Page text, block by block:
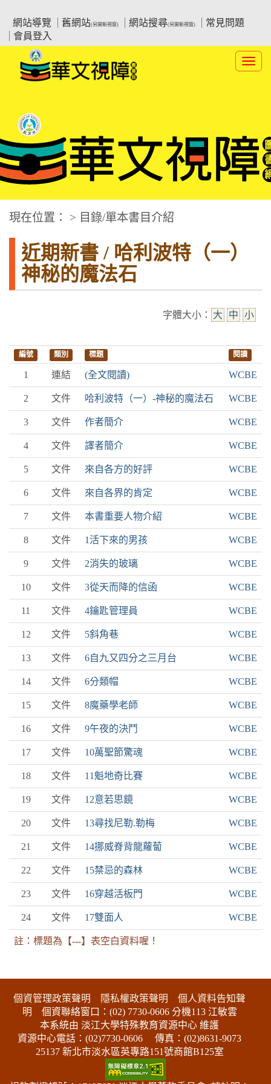
要
網站導覽
舊網站(另開新視窗) 網站搜尋(另開新視窗)
常見問題
會員登入
:::中央區塊
華文視障電子圖書網
現在位置： > 目錄/單本書目介紹
近期新書 / 哈利波特（一）
神秘的魔法石
字體大小： 大 中 小
編號 類別 標題 閱讀
1 連結 (全文閱讀) WCBE
2 文件 哈利波特（一）-神秘的魔法石 WCBE
3 文件 作者簡介 WCBE
4 文件 譯者簡介 WCBE
5 文件 來自各方的好評 WCBE
6 文件 來自各界的肯定 WCBE
7 文件 本書重要人物介紹 WCBE
8 文件 1活下來的男孩 WCBE
9 文件 2消失的玻璃 WCBE
10 文件 3從天而降的信函 WCBE
11 文件 4鑰匙管理員 WCBE
12 文件 5斜角巷 WCBE
13 文件 6自九又四分之三月台 WCBE
14 文件 6分類帽 WCBE
15 文件 8魔藥學老師 WCBE
16 文件 9午夜的決鬥 WCBE
17 文件 10萬聖節驚魂 WCBE
18 文件 11魁地奇比賽 WCBE
19 文件 12意若思鏡 WCBE
20 文件 13尋找尼勒.勒梅 WCBE
21 文件 14挪威脊背龍蘿蔔 WCBE
22 文件 15禁忌的森林 WCBE
23 文件 16穿越活板門 WCBE
24 文件 17雙面人 WCBE
註：標題為【---】表空白資料喔！
個資管理政策聲明 隱私權政策聲明
個人資料告知聲
明 個資聯絡窗口：(02) 7730-0606 分機113 江敏雲
本系統由 淡江大學特殊教育資源中心 維護
資源中心電話：(02)7730-0606
傳真：(02)8631-9073
25137 新北市淡水區英專路151號商館B125室